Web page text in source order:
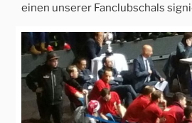
einen unserer Fanclubschals